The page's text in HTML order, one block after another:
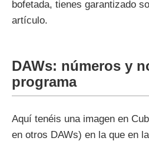
bofetada, tienes garantizado
artículo.
DAWs: números y
programa
Aquí tenéis una imagen en
en otros DAWs) en la que en